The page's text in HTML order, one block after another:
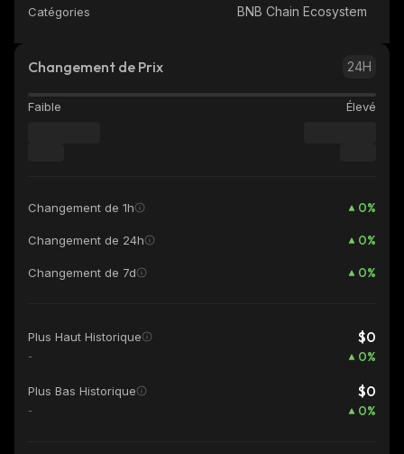
Catégories BNB Chain Ecosystem
Changement de Prix 24H
Faible Élevé
Changement de 1h 0%
Changement de 24h 0%
Changement de 7d 0%
Plus Haut Historique $0
- 0%
Plus Bas Historique $0
- 0%